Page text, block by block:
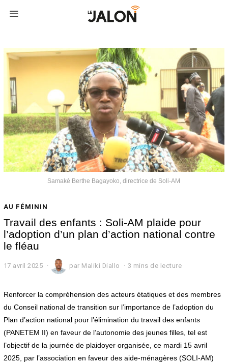
Samaké Berthe Bagayoko, directrice de Soli-AM
AU FÉMININ
Travail des enfants : Soli-AM plaide pour
l’adoption d’un plan d’action national contre
le fléau
17 avril 2025
v
i
l
2
0
2
5
par Maliki Diallo 3 mins de lecture
Renforcer la compréhension des acteurs étatiques et des membres
du Conseil national de transition sur l’importance de l’adoption du
Plan d’action national pour l’élimination du travail des enfants
(PANETEM II) en faveur de l’autonomie des jeunes filles, tel est
l’objectif de la journée de plaidoyer organisée, ce mardi 15 avril
2025, par l’association en faveur des aide-ménagères (SOLI-AM)